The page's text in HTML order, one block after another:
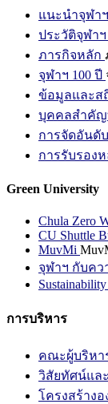
แนะนำจุฬาฯ
ประวัติจุฬาฯ
ภารกิจหลัก
จุฬาฯ 100 ปี
ข้อมูลและส
บุคคลสำคัญ
การจัดอันดั
การรับรอง
Green University
Chula Zero
CU Shuttle
MuvMi
จุฬาฯ กับคว
การบริหาร
คณะผู้บริหา
วิสัยทัศน์แล
โครงสร้างอ